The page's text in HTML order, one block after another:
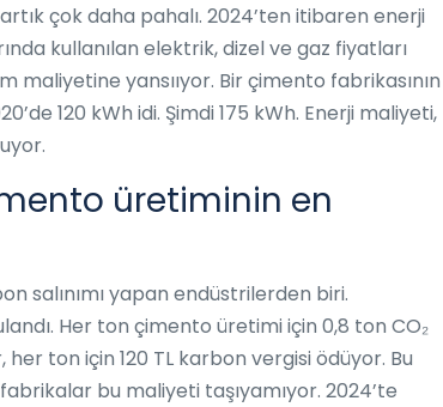
çok daha pahalı. 2024’ten itibaren enerji
kullanılan elektrik, dizel ve gaz fiyatları
yansııyor. Bir çimento fabrikasının
120 kWh idi. Şimdi 175 kWh. Enerji maliyeti,
üretiminin en
salınımı yapan endüstrilerden biri.
Her ton çimento üretimi için 0,8 ton CO₂
her ton için 120 TL karbon vergisi ödüyor. Bu
bu maliyeti taşıyamıyor. 2024’te